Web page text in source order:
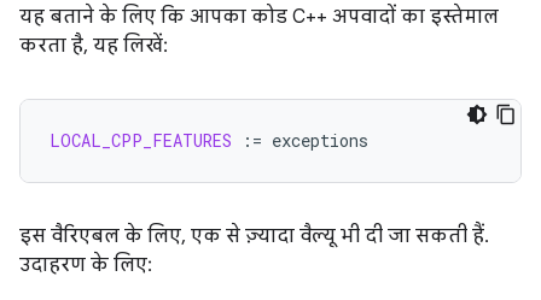
यह बताने के लिए कि आपका कोड C++ अपवादों का इस्तेमाल
करता है, यह लिखें:
LOCAL_CPP_FEATURES :=
इस वैरिएबल के लिए, एक से ज़्यादा वैल्यू भी दी जा सकती हैं.
उदाहरण के लिए: